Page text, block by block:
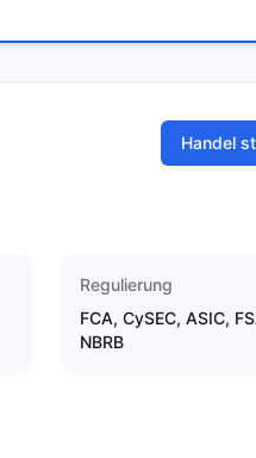
Handel
Regulierung
FCA, CySEC, ASIC,
NBRB